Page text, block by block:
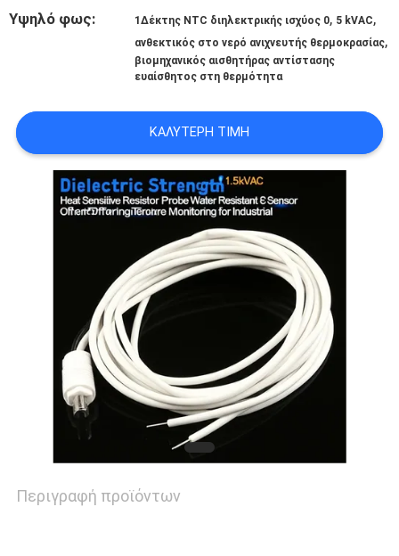
ΣΕ
ΕΠΑΦΉ
ΖΗΤΉΣΤΕ
ΈΝΑ
ΑΠΌΣΠΑΣΜΑ
SHOW
Υψηλό φως: 1Δέκτης NTC διηλεκτρικής ισχύος 0, 5 kVAC,
ανθεκτικός στο νερό ανιχνευτής θερμοκρασίας,
βιομηχανικός αισθητήρας αντίστασης
ευαίσθητος στη θερμότητα
ΚΑΛΎΤΕΡΗ ΤΙΜΉ
Περιγραφή προϊόντων